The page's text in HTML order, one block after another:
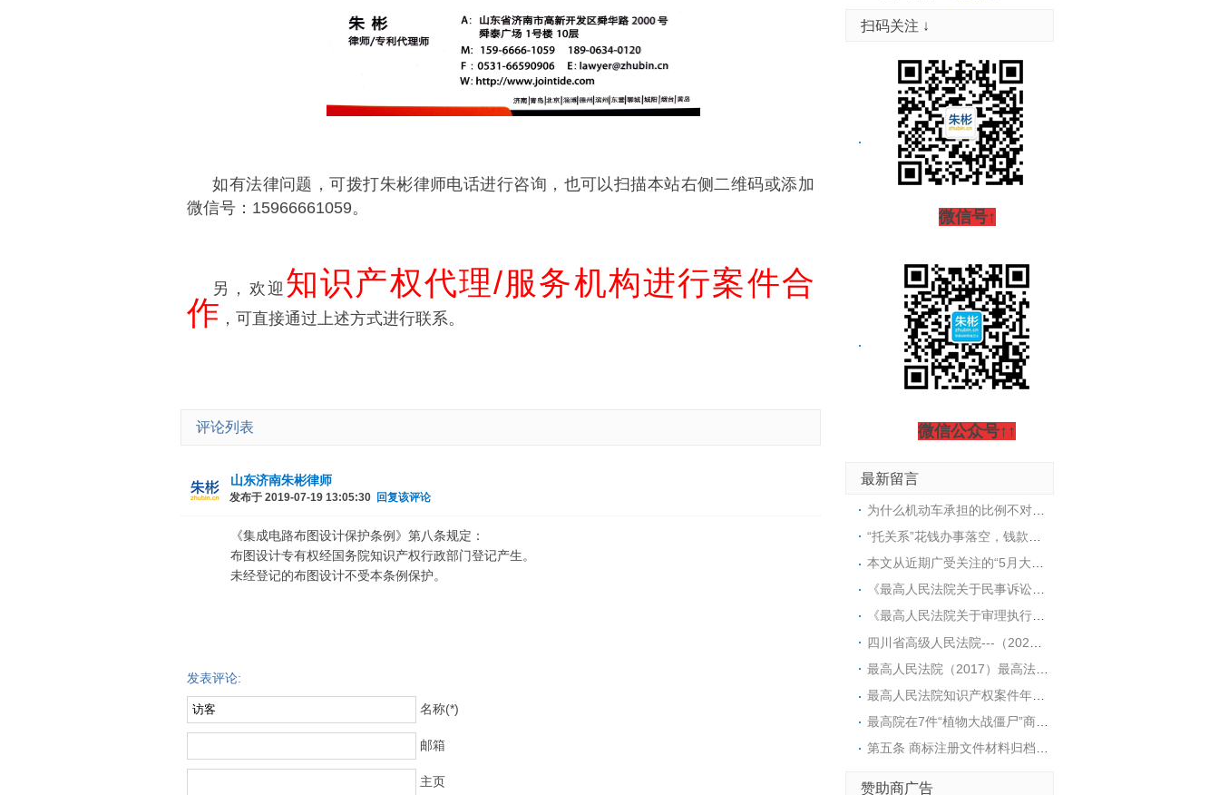
如有法律问题，可拨打朱彬律师电话进行咨询，也可以扫描本站右侧二维码或添加
微信号：15966661059。
另，欢迎 知识产权代理/服务机构进行案件合
作 ，可直接通过上述方式进行联系。
评论列表
山东济南朱彬律师
发布于 2019-07-19 13:05:30 回复该评论
《集成电路布图设计保护条例》第八条规定：
布图设计专有权经国务院知识产权行政部门登记产生。
未经登记的布图设计不受本条例保护。
发表评论:
名称(*)
邮箱
主页
扫码关注 ↓
微信号↑
微信公众号↑↑
最新留言
《最高人民法院关于民事诉讼证据的若干规定》第三十六条 人民法院对鉴定人出具的鉴定书，应当审查是否具有下列内容：(一)委托法院的名称；(二)委托鉴定的内容、要求；(三)鉴定材料；(四)鉴定所依据的原理、方法；(五)对鉴定过程的说明；(六)鉴定意见；(七 )承诺书。鉴定书应当由鉴定人签名或者盖章，并附鉴定人的相应资格证明。委托机构鉴定的，鉴定书应当由鉴定机构盖章，并由从事鉴定的人员签名。《最高人民法院关于民事诉讼证据的若干规定》第四十条 当事人申请重新鉴定，存在下列情形之一的，人民法院应当准许：（一）鉴定人不具备相应资格的；（二）鉴定程序严重违法的；（三）鉴定意见明显依据不足的；（四）鉴定意见不能作为证据使用的其他情形。存在前款第一项至第三项情形的，鉴定人已经收取的鉴定费用应当退还。拒不退还的，依照本规定第八十一条第二款的规定处理。对鉴定意见的瑕疵，可以通过补正、补充鉴定、或者补充质证、重新质证等方法解决的，人民法院不予准许重新鉴定的申请。重新鉴定的，原鉴定意见不得作为认定案件事实的根据。【关于鉴定的问与答】问：鉴定需要哪些材料？（当事人需提交）答：鉴定申请书、起诉状、申请人身份证明（代理人手续）、证据材料（以交通事故责任纠纷案件为例：《道路交通事故认定书》、就诊病历及影像学片等/车辆受损情况说明及图片、当事人驾驶证、行驶证等）鉴定材料原件尽可能准备齐全后递交法院，便于法院高效组织双方进行质证。问：鉴定机构该怎么选择？答：①协商确定（以双方商定的有资质的鉴定机构为准）。②双方不能协商确定的，可要求法院指定鉴定机构或法院摇号确定鉴定机构。问：鉴定费用谁来出？答： 鉴定费用是由申请人预交给鉴定机构的，无需支付给人民法院。费用数额以鉴定机构通知为准。鉴定费用必须依通知按时缴纳，否则可能导致鉴定程序无法启动。问：鉴定需要多长时间才能出结果？答： 根据鉴定事项的难易程度、鉴定材料准备情况，确定合理的鉴定期限，一般案件鉴定时限不超过30个工作日，重大、疑难、复杂案件鉴定时限不超过60个工作日。鉴定机构、鉴定人因特殊情况需要延长鉴定期限的，应当提出书面申请，人民法院可以根据具体情况决定是否延长鉴定期限。
《最高人民法院关于审理执行异议之诉案件适用法律问题的解释》---法释〔2025〕10号第十二条 执行法院冻结被执行的房地产开发企业的预售资金监管账户，案外人以其已向该账户交付购房款，且房屋买卖合同已经解除为由，提起执行异议之诉，请求排除相应购房款的强制执行并申请向其发放，事由成立的，人民法院应予支持。执行法院对被执行的房地产开发企业的建筑物及其占用范围内建设用地使用权实施强制执行，符合前条第一款第一项、第三项规定的商品房消费者因房屋不能交付且无实际交付可能导致房屋买卖合同已经解除，提起执行异议之诉，请求在建筑物及其建设用地使用权的变价款中排除相对应的强制执行并申请向其发放的，人民法院应予支持。
第五条 商标注册文件材料归档范围主要包括：（一）商标注册申请及后续业务类;（二）商标异议业务类;（三）商标撤销业务类;（四）商标复审业务类;（五）商标无效业务类;（六）其他类。出具商标注册证明材料、补发商标注册证材料、补发商标变更、转让、续展证明材料等可不归档。第十三条 除涉及国家秘密、商业秘密和个人隐私等内容外，任何人可以依照相关规定查阅、复制商标注册档案。
赞助商广告